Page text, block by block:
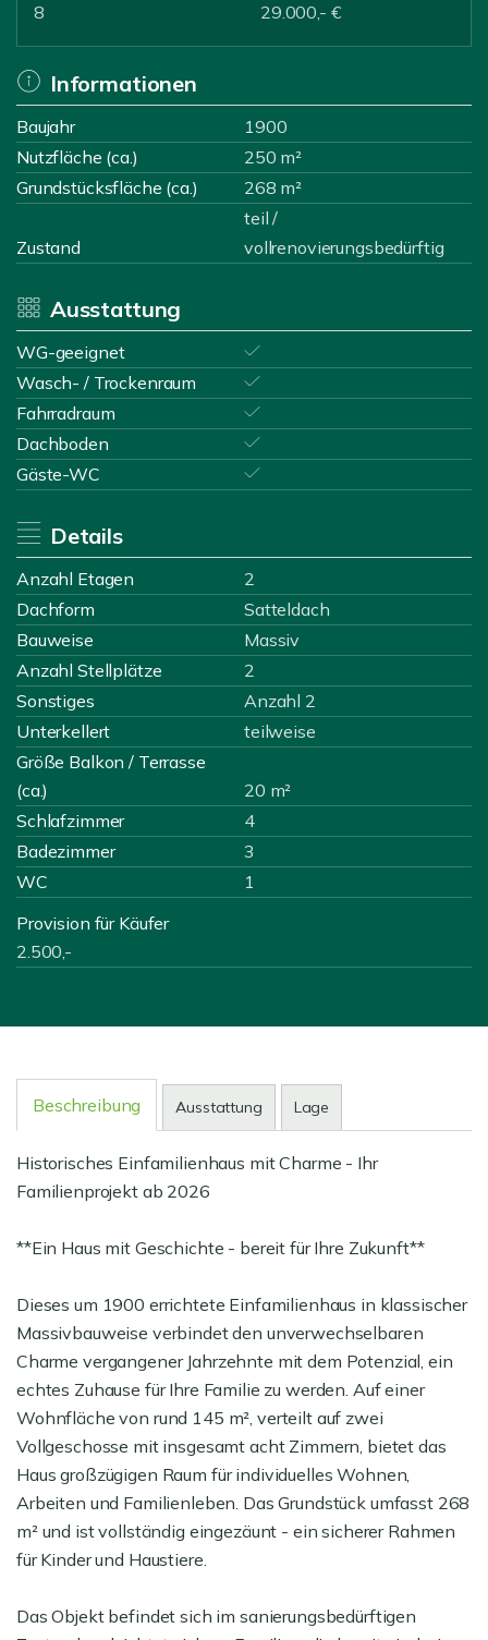
8
29.000,- €
Informationen
Baujahr
1900
Nutzfläche (ca.)
250 m²
Grundstücksfläche (ca.)
268 m²
Zustand
teil /
vollrenovierungsbedürftig
Ausstattung
WG-geeignet
Wasch- / Trockenraum
Fahrradraum
Dachboden
Gäste-WC
Details
Anzahl Etagen
2
Dachform
Satteldach
Bauweise
Massiv
Anzahl Stellplätze
2
Sonstiges
Anzahl 2
Unterkellert
teilweise
Größe Balkon / Terrasse
(ca.)
20 m²
Schlafzimmer
4
Badezimmer
3
WC
1
Provision für Käufer
2.500,-
Beschreibung Ausstattung Lage
Historisches Einfamilienhaus mit Charme - Ihr
Familienprojekt ab 2026
**Ein Haus mit Geschichte - bereit für Ihre Zukunft**
Dieses um 1900 errichtete Einfamilienhaus in klassischer
Massivbauweise verbindet den unverwechselbaren
Charme vergangener Jahrzehnte mit dem Potenzial, ein
echtes Zuhause für Ihre Familie zu werden. Auf einer
Wohnfläche von rund 145 m², verteilt auf zwei
Vollgeschosse mit insgesamt acht Zimmern, bietet das
Haus großzügigen Raum für individuelles Wohnen,
Arbeiten und Familienleben. Das Grundstück umfasst 268
m² und ist vollständig eingezäunt - ein sicherer Rahmen
für Kinder und Haustiere.
Das Objekt befindet sich im sanierungsbedürftigen